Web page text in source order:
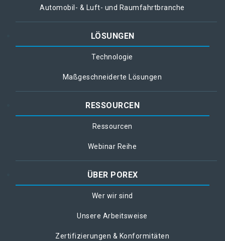
Automobil- & Luft- und Raumfahrtbranche
LÖSUNGEN
Technologie
Maßgeschneiderte Lösungen
RESSOURCEN
Ressourcen
Webinar Reihe
ÜBER POREX
Wer wir sind
Unsere Arbeitsweise
Zertifizierungen & Konformitäten